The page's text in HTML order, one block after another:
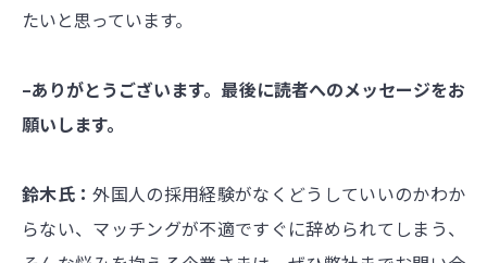
たいと思っています。
–ありがとうございます。最後に読者へのメッセージをお
願いします。
鈴木氏：外国人の採用経験がなくどうしていいのかわか
らない、マッチングが不適ですぐに辞められてしまう、